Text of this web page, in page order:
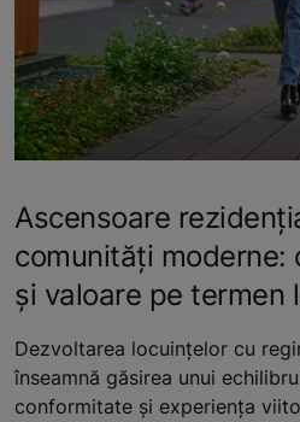
Ascensoare
comunități moderne:
și valoare pe termen
Dezvoltarea locuințelor cu
înseamnă găsirea unui
conformitate și experiența